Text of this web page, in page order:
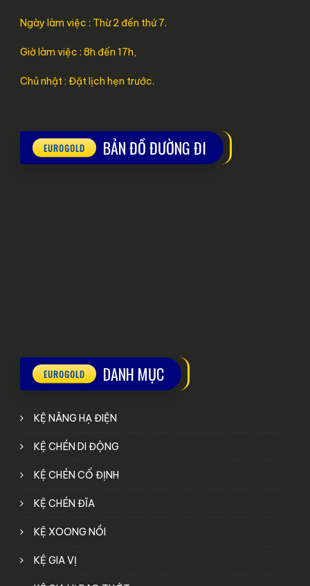
Ngày làm việc : Thừ 2 đến thứ 7.
Giờ làm việc : 8h đến 17h,
Chủ nhật : Đặt lịch hẹn trước.
BẢN ĐỒ ĐƯỜNG ĐI
DANH MỤC
KỆ NÂNG HẠ ĐIỆN
KỆ CHÉN DI ĐỘNG
KỆ CHÉN CỐ ĐỊNH
KỆ CHÉN ĐĨA
KỆ XOONG NỒI
KỆ GIA VỊ